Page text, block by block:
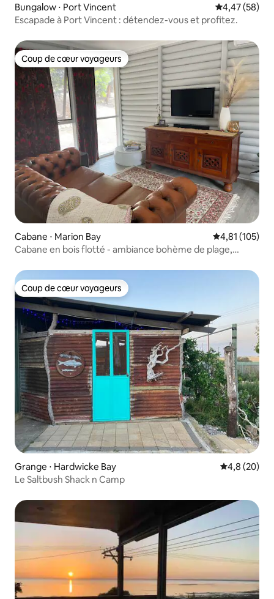
Bungalow ⋅ Port Vincent Évaluation
4,47 (58)
Escapade à Port Vincent : détendez-vous et profitez.
Coup de cœur voyageurs
Coup de cœur voyageurs
Cabane ⋅ Marion Bay Évaluation
4,81 (105)
Cabane en bois flotté - ambiance bohème de plage,
Coup de cœur voyageurs
Coup de cœur voyageurs
Grange ⋅ Hardwicke Bay Évaluation
4,8 (20)
Le Saltbush Shack n Camp